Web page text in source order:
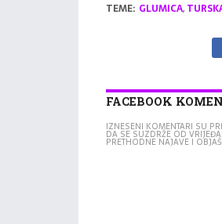
TEME: GLUMICA,
FACEBOOK
IZNESENI KOMENTARI SU
DA SE SUZDRŽE OD
PRETHODNE NAJAVE I